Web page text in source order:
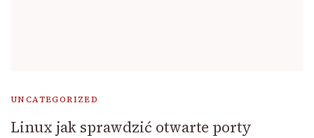
UNCATEGORIZED
Linux jak sprawdzić otwarte porty